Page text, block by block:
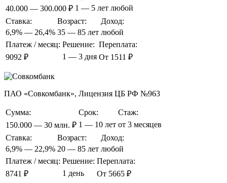
40.000 — 300.000 ₽ 1 — 5 лет любой
Ставка:
Возраст:
Доход:
6,9% — 26,4% 35 — 85 лет любой
Платеж / месяц: Решение: Переплата:
9092 ₽
1 — 3 дня От 1511 ₽
ПАО «Совкомбанк», Лицензия ЦБ РФ №963
Сумма: Срок:
Стаж:
150.000 — 30 млн. ₽ 1 — 10 лет от 3 месяцев
Ставка:
Возраст:
Доход:
6,9% — 22,9% 20 — 85 лет любой
Платеж / месяц: Решение: Переплата:
8741 ₽
1 день От 5665 ₽